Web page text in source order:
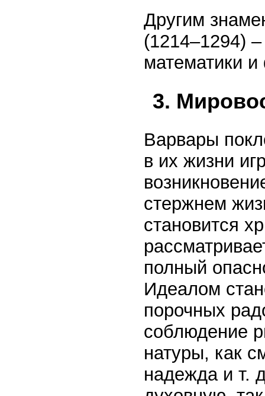
Другим
(1214–1294)
математики
3.
Варвары
в их жизни
стержнем
становится
полный
Идеалом
порочных
соблюдение
натуры, как
надежда и т.